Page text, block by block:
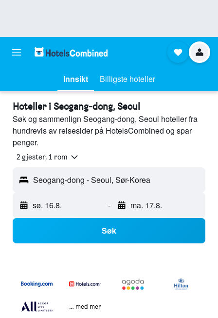
Innsikt Billigste hoteller
Hoteller i Seogang-dong, Seoul
Søk og sammenlign Seogang-dong, Seoul hoteller fra
hundrevis av reisesider på HotelsCombined og spar
penger.
2 gjester, 1 rom
Seogang-dong - Seoul, Sør-Korea
sø. 16.8. - ma. 17.8.
Søk
… med mer